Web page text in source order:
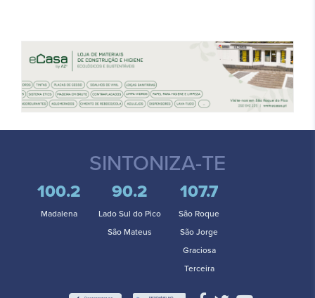
SINTONIZA-TE
100.2
Madalena
90.2
Lado Sul do Pico
São Mateus
107.7
São Roque
São Jorge
Graciosa
Terceira